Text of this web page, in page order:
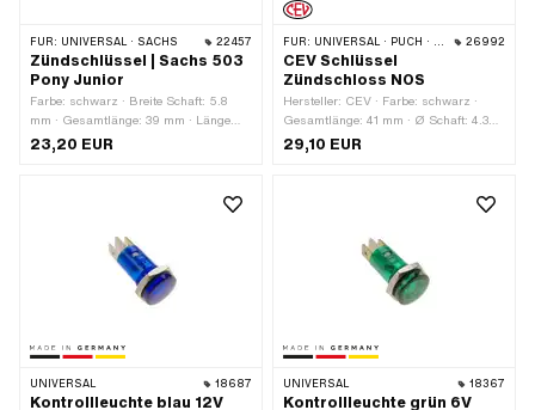
FÜR: UNIVERSAL · SACHS 22457
Zündschlüssel | Sachs 503
Pony Junior
Farbe: schwarz · Breite Schaft: 5.8
mm · Gesamtlänge: 39 mm · Länge
Schaft: 22 mm
23,20 EUR
FÜR: UNIVERSAL · PUCH · SACHS · PONY / CILO (BETA 521 & 512) 26992
CEV Schlüssel
Zündschloss NOS
Hersteller: CEV · Farbe: schwarz ·
Gesamtlänge: 41 mm · Ø Schaft: 4.3
mm · Länge Schaft: 22 mm
29,10 EUR
UNIVERSAL 18687
Kontrollleuchte blau 12V
UNIVERSAL 18367
Kontrollleuchte grün 6V